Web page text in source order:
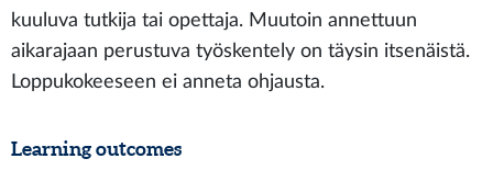
kuuluva tutkija tai opettaja. Muutoin annettuun
aikarajaan perustuva työskentely on täysin itsenäistä.
Loppukokeeseen ei anneta ohjausta.
Learning outcomes